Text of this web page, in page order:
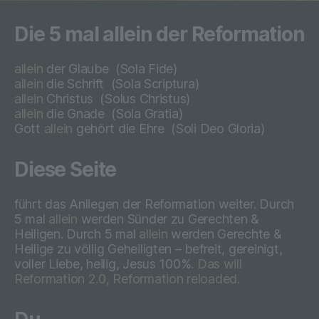
Die 5 mal allein der Reformation
allein der Glaube (Sola Fide)
allein die Schrift
(Sola Scriptura)
allein Christus (Solus Christus)
allein die Gnade (Sola Gratia)
Gott allein gehört die Ehre (Soli Deo Gloria)
Diese Seite
führt das Anliegen der Reformation weiter. Durch
5 mal allein werden Sünder zu Gerechten &
Heiligen. Durch 5 mal allein werden Gerechte &
Heilige zu völlig Geheiligten – befreit, gereinigt,
voller Liebe, heilig, Jesus 100%. Das will
Reformation 2.0, Reformation reloaded.
Person sind, identifiziert werden kann.
b) betroffene Person
Betroffene Person ist jede identifizierte
oder identifizierbare natürliche Person,
für die Verarbeitung Verantwortlichen
verarbeitet werden.
c) Verarbeitung
Verarbeitung ist jeder mit oder ohne Hilfe
automatisierter Verfahren ausgeführte